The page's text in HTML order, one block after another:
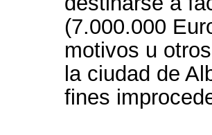
(7.000.000
motivos u
la ciudad de
fines